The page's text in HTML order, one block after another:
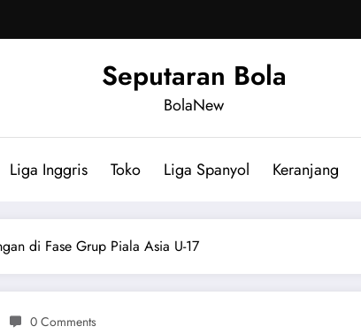
Seputaran Bola
BolaNew
Liga Inggris Toko Liga Spanyol Keranjang
di Fase Grup Piala Asia U-17
0 Comments